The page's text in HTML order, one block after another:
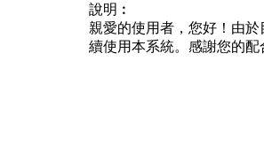
說明︰
親愛的使用者，您好！由
續使用本系統。感謝您的配